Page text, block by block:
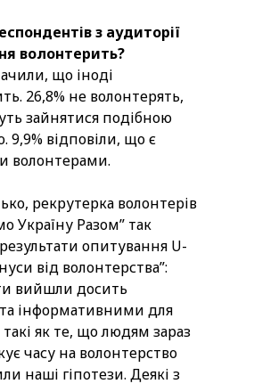
з аудиторії
волонтерить?
що іноді
26,8% не волонтерять,
зайнятися подібною
9,9% відповіли, що є
волонтерами.
рекрутерка волонтерів
Україну Разом” так
опитування U-
від волонтерства”:
вийшли досить
інформативними для
такі як те, що людям зараз
часу на волонтерство
наші гіпотези. Деякі з